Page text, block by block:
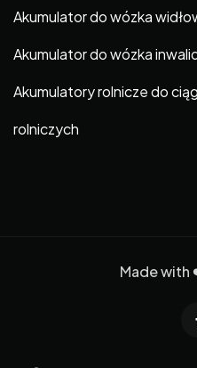
Akumulator do wózka
Akumulator do wózka
Akumulatory rolnicze do
rolniczych
Made with